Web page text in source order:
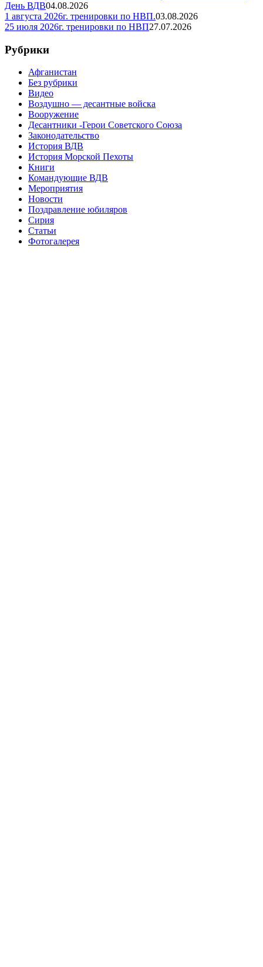
День ВДВ04.08.2026
1 августа 2026г. тренировки по НВП.03.08.2026
25 июля 2026г. тренировки по НВП27.07.2026
Рубрики
Афганистан
Без рубрики
Видео
Воздушно — десантные войска
Вооружение
Десантники -Герои Советского Союза
Законодательство
История ВДВ
История Морской Пехоты
Книги
Командующие ВДВ
Мероприятия
Новости
Поздравление юбиляров
Сирия
Статьи
Фотогалерея